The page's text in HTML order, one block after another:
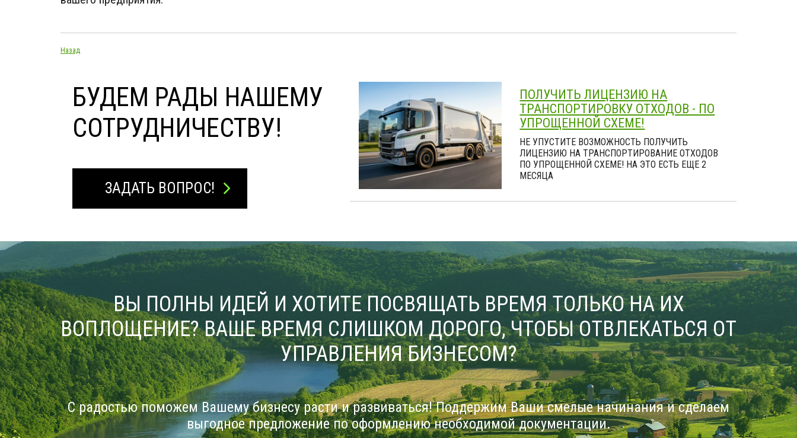
Назад
БУДЕМ РАДЫ НАШЕМУ
СОТРУДНИЧЕСТВУ!
ЗАДАТЬ ВОПРОС!
ПОЛУЧИТЬ ЛИЦЕНЗИЮ НА
ТРАНСПОРТИРОВКУ ОТХОДОВ - ПО
УПРОЩЕННОЙ СХЕМЕ!
НЕ УПУСТИТЕ ВОЗМОЖНОСТЬ ПОЛУЧИТЬ
ЛИЦЕНЗИЮ НА ТРАНСПОРТИРОВАНИЕ ОТХОДОВ
ПО УПРОЩЕННОЙ СХЕМЕ! НА ЭТО ЕСТЬ ЕЩЕ 2
МЕСЯЦА
ВЫ ПОЛНЫ ИДЕЙ И ХОТИТЕ ПОСВЯЩАТЬ ВРЕМЯ ТОЛЬКО НА ИХ
ВОПЛОЩЕНИЕ? ВАШЕ ВРЕМЯ СЛИШКОМ ДОРОГО, ЧТОБЫ ОТВЛЕКАТЬСЯ ОТ
УПРАВЛЕНИЯ БИЗНЕСОМ?
С радостью поможем Вашему бизнесу расти и развиваться! Поддержим Ваши смелые начинания и сделаем
выгодное предложение по оформлению необходимой документации.